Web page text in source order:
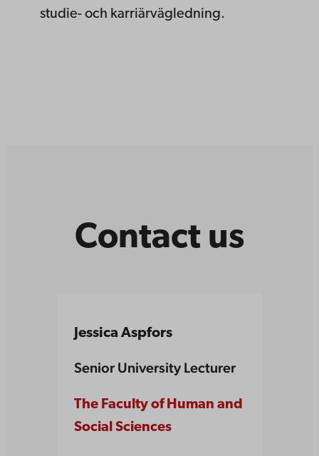
studie- och karriärvägledning.
Contact us
Jessica Aspfors
Senior University Lecturer
The Faculty of Human and
Social Sciences